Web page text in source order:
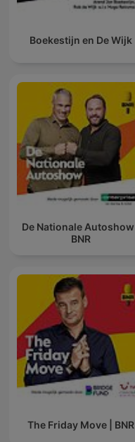
Boekestijn en De Wijk
De Nationale Autoshow |
BNR
The Friday Move | BNR